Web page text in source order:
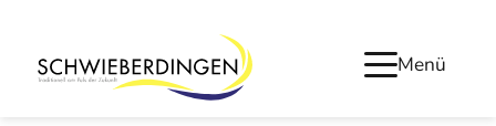
Menü